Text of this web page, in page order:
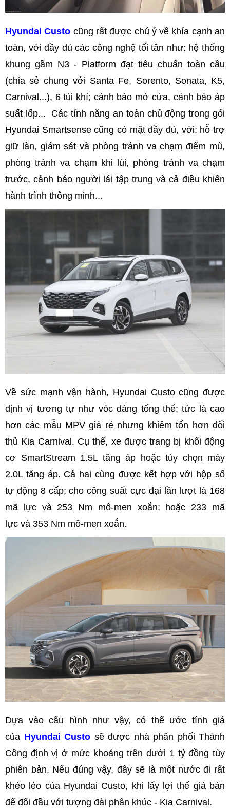
Hyundai Custo cũng rất được chú ý về khía cạnh an
toàn, với đầy đủ các công nghệ tối tân như: hệ thống
khung gầm N3 - Platform đạt tiêu chuẩn toàn cầu
(chia sẻ chung với Santa Fe, Sorento, Sonata, K5,
Carnival...), 6 túi khí; cảnh báo mở cửa, cảnh báo áp
suất lốp... Các tính năng an toàn chủ động trong gói
Hyundai Smartsense cũng có mặt đầy đủ, với: hỗ trợ
giữ làn, giám sát và phòng tránh va chạm điểm mù,
phòng tránh va chạm khi lùi, phòng tránh va chạm
trước, cảnh báo người lái tập trung và cả điều khiển
hành trình thông minh...
Về sức mạnh vận hành, Hyundai Custo cũng được
định vị tương tự như vóc dáng tổng thể; tức là cao
hơn các mẫu MPV giá rẻ nhưng khiêm tốn hơn đối
thủ Kia Carnival. Cụ thể, xe được trang bị khối động
cơ SmartStream 1.5L tăng áp hoặc tùy chọn máy
2.0L tăng áp. Cả hai cùng được kết hợp với hộp số
tự động 8 cấp; cho công suất cực đại lần lượt là 168
mã lực và 253 Nm mô-men xoắn; hoặc 233 mã
lực và 353 Nm mô-men xoắn.
Dựa vào cấu hình như vậy, có thể ước tính giá
của Hyundai Custo sẽ được nhà phân phối Thành
Công định vị ở mức khoảng trên dưới 1 tỷ đồng tùy
phiên bản. Nếu đúng vậy, đây sẽ là một nước đi rất
khéo léo của Hyundai Custo, khi lấy lợi thế giá bán
để đối đầu với tượng đài phân khúc - Kia Carnival.